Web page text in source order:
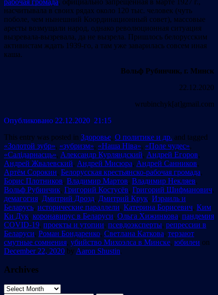
насчитывала в своих рядах около 120 тыс. человек (чуть
поболе, чем нынешний Координационный совет), массовые
аресты возмущали народ, однако революционная ситуация
вызревала-вызревала, да не вызрела. Пришлось белорусским
активистам ждать 1939-го, а там уже заварилась совсем иная
каша.
Вольф Рубинчик, г. Минск
22.12.2020
wrubinchyk[at]gmail.com
Опубликовано 22.12.2020 21:15
This entry was posted in Здоровье, О политике и др. and tagged
«Золотой зубр», «зубризм», «Наша Ніва», «Поле чудес»,
«Салідарнасць», Александр Курляндский, Андрей Егоров,
Андрей Жвалевский, Андрей Мисюра, Андрей Санников,
Артём Сорокин, Белорусская крестьянско-рабочая громада,
Борис Плотников, Владимир Мартов, Владимир Некляев,
Вольф Рубинчик, Григорий Костусёв, Григорий Шифманович,
демагогия, Дмитрий Дрозд, Дмитрий Крук, Израиль и
Беларусь, исторические параллели, Катерина Борисевич, Ким
Ки Дук, коронавирус в Беларуси, Ольга Хижинкова, пандемия
COVID-19, проекты и утопии, псевдоэксперты, репрессии в
Беларуси, Роман Бондаренко, Светлана Каткова, терзают
смутные сомнения, убийство Михоэлса в Минске, юбилеи on
December 22, 2020 by Aaron Shustin.
Archives
Archives